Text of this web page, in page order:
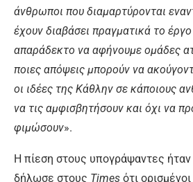
άνθρωποι που διαμαρτύρονται
έχουν διαβάσει πραγματικά το
απαράδεκτο να αφήνουμε ομάδες
ποιες απόψεις μπορούν να
οι ιδέες της Κάθλην σε κάποιους
να τις αμφισβητήσουν και όχι να
φιμώσουν».
Η πίεση στους υπογράψαντες
δήλωσε στους Times ότι